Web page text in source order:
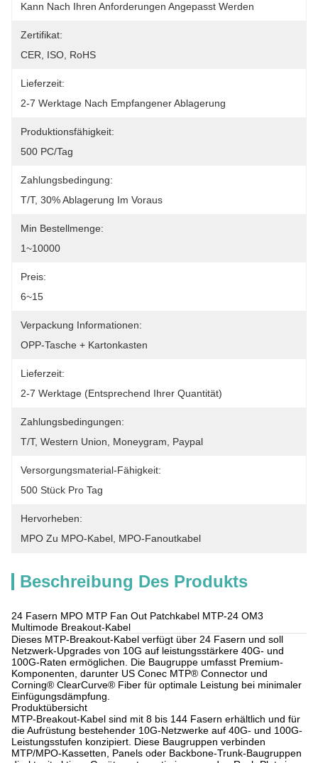
Kann Nach Ihren Anforderungen Angepasst Werden
Zertifikat:
CER, ISO, RoHS
Lieferzeit:
2-7 Werktage Nach Empfangener Ablagerung
Produktionsfähigkeit:
500 PC/Tag
Zahlungsbedingung:
T/T, 30% Ablagerung Im Voraus
Min Bestellmenge:
1~10000
Preis:
6~15
Verpackung Informationen:
OPP-Tasche + Kartonkasten
Lieferzeit:
2-7 Werktage (entsprechend Ihrer Quantität)
Zahlungsbedingungen:
T/T, Western Union, Moneygram, Paypal
Versorgungsmaterial-Fähigkeit:
500 Stück Pro Tag
Hervorheben:
MPO Zu MPO-Kabel MPO-Fanoutkabel
Beschreibung Des Produkts
24 Fasern MPO MTP Fan Out Patchkabel MTP-24 OM3
Multimode Breakout-Kabel
Dieses MTP-Breakout-Kabel verfügt über 24 Fasern und soll
Netzwerk-Upgrades von 10G auf leistungsstärkere 40G- und
100G-Raten ermöglichen. Die Baugruppe umfasst Premium-
Komponenten, darunter US Conec MTP® Connector und
Corning® ClearCurve® Fiber für optimale Leistung bei minimaler
Einfügungsdämpfung.
Produktübersicht
MTP-Breakout-Kabel sind mit 8 bis 144 Fasern erhältlich und für
die Aufrüstung bestehender 10G-Netzwerke auf 40G- und 100G-
Leistungsstufen konzipiert. Diese Baugruppen verbinden
MTP/MPO-Kassetten, Panels oder Backbone-Trunk-Baugruppen